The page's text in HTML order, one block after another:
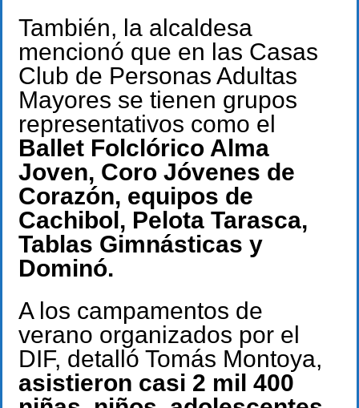
También, la alcaldesa
mencionó que en las Casas
Club de Personas Adultas
Mayores se tienen grupos
representativos como el
Ballet Folclórico Alma
Joven, Coro Jóvenes de
Corazón, equipos de
Cachibol, Pelota Tarasca,
Tablas Gimnásticas y
Dominó.
A los campamentos de
verano organizados por el
DIF, detalló Tomás Montoya,
asistieron casi 2 mil 400